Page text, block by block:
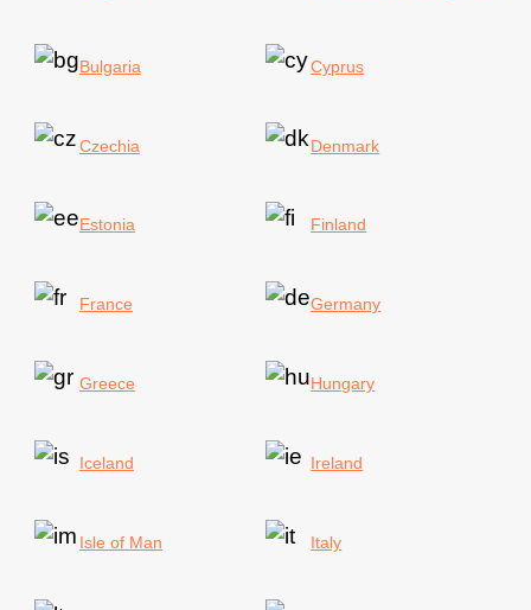
Bulgaria Cyprus
Czechia Denmark
Estonia Finland
France Germany
Greece Hungary
Iceland Ireland
Isle of Man Italy